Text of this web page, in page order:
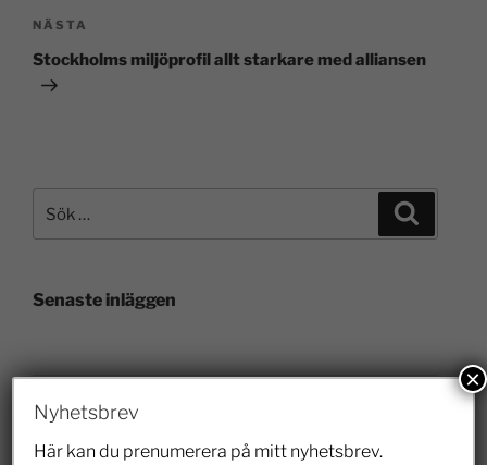
NÄSTA
Stockholms miljöprofil allt starkare med alliansen
Senaste inläggen
28 juli 2026
Nyhetsbrev
Här kan du prenumerera på mitt nyhetsbrev.
×